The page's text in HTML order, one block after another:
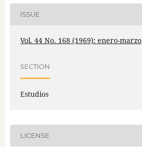
ISSUE
Vol. 44 No. 168 (1969): enero-marzo
SECTION
Estudios
LICENSE